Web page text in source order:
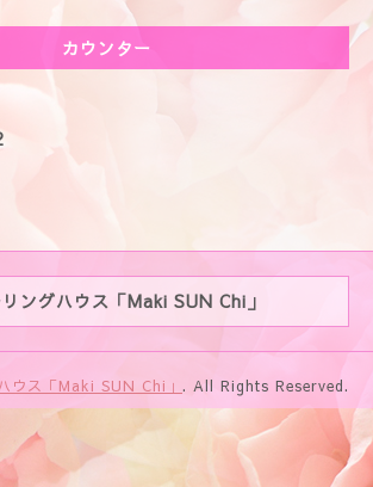
カウンター
リングハウス「Maki SUN Chi」
ウス「Maki SUN Chi」 . All Rights Reserved.